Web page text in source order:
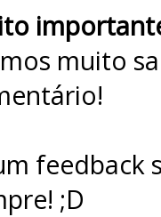
muito
;D